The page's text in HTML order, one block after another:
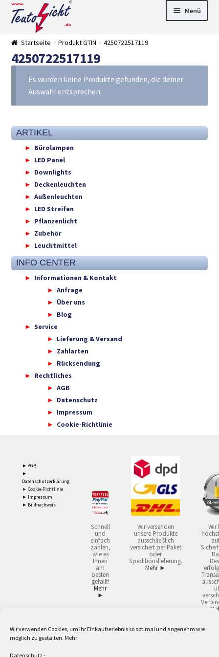
Wir verwenden Cookies, um Ihr Einkaufserlebnis so optimal und angenehm wie
möglich zu gestalten. Mehr:
Datenschutz-
Zur
Navigation
springen
Springe
zum
Menü
t
Downlights
►
Deckenleuch
►
►
Versandarten
► Zahlarten
Startseite Produkt GTIN 4250722517119
4250722517119
Es wurden keine Produkte gefunden, die deiner
Auswahl entsprechen.
ARTIKEL
Bürolampen
LED Panel
Downlights
Deckenleuchten
Außenleuchten
LED Streifen
Pflanzenlicht
Zubehör
Leuchtmittel
INFO CENTER
Informationen & Kontakt
Anfrage
Über uns
Blog
Service
Lieferung & Versand
Zahlarten
Rücksendung
Rechtliches
AGB
Datenschutz
Impressum
Cookie-Richtlinie
► AGB
►
Datenschutzerklärung
► Cookie-Richtlinie
► Impressum
► Bildnachweis
Schnell
und
einfach
zahlen,
wie es
Ihnen
am
besten
gefällt!
Mehr
►
Wir versenden
unsere Produkte
ausschließlich
versichert per Paket
oder
Speditionslieferung.
Mehr ►
Wir
2 Lieferzeiten gelten mit Express-24.
Versandkostenfrei ab 59,90 € Nettowarenwert. Inseln ausgenommen. Unsere